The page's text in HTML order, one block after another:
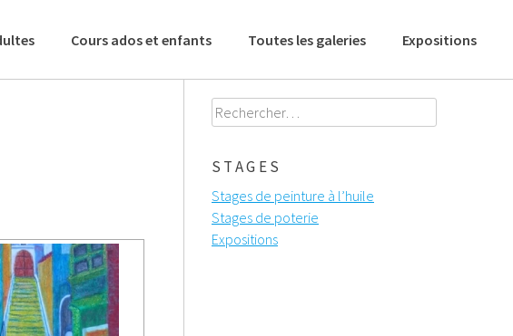
Cours ados et enfants Toutes les galeries Expositions
Rechercher :
STAGES
Stages de peinture à l’huile
Stages de poterie
Expositions